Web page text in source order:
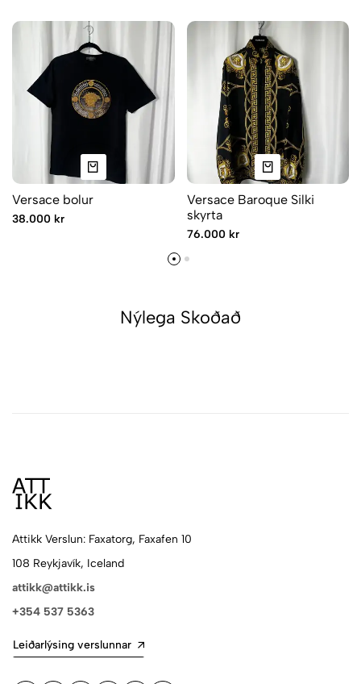
Versace bolur
38.000 kr
Versace Baroque Silki
skyrta
76.000 kr
Nýlega Skoðað
Attikk Verslun: Faxatorg, Faxafen 10
108 Reykjavík, Iceland
attikk@attikk.is
+354 537 5363
Leiðarlýsing verslunnar